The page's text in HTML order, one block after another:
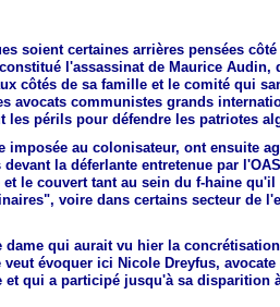
soient certaines arrières pensées
l'assassinat de Maurice Audin,
côtés de sa famille et le comité qui
avocats communistes grands
les périls pour défendre les patriotes
au colonisateur, ont ensuite
la déferlante entretenue par
le couvert tant au sein du f-haine
voire dans certains secteur de
qui aurait vu hier la
évoquer ici Nicole Dreyfus,
et qui a participé jusqu'à sa disparition